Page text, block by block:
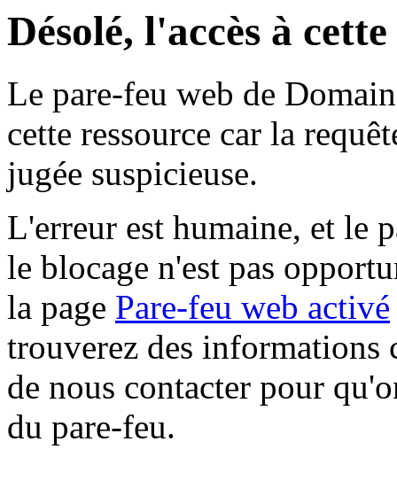
Désolé, l'accès à
Le pare-feu web de
cette ressource car la
jugée suspicieuse.
L'erreur est humaine, et le
le blocage n'est pas
la page Pare-feu web activé
trouverez des informations
de nous contacter pour
du pare-feu.